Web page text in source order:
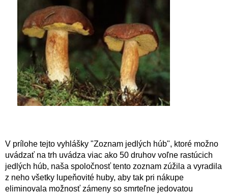
V prílohe tejto vyhlášky "Zoznam jedlých húb", ktoré možno
uvádzať na trh uvádza viac ako 50 druhov voľne rastúcich
jedlých húb, naša spoločnosť tento zoznam zúžila a vyradila
z neho všetky lupeňovité huby, aby tak pri nákupe
eliminovala možnosť zámeny so smrteľne jedovatou